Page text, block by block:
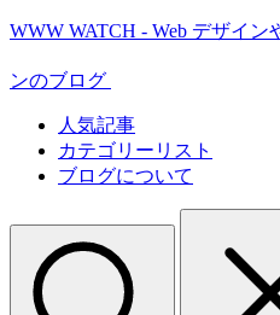
WWW WATCH - Web デザイ
ンのブログ
人気記事
カテゴリーリスト
ブログについて